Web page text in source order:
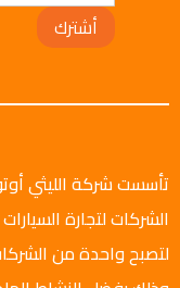
أشترك
الشركات لتجارة
لتصبح واحدة من